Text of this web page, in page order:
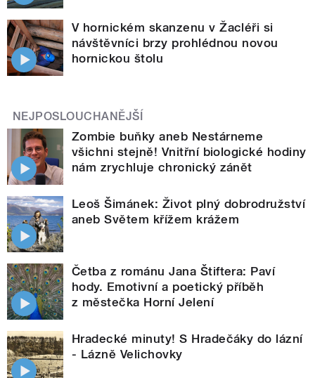
V hornickém skanzenu v Žacléři si
návštěvníci brzy prohlédnou novou
hornickou štolu
NEJPOSLOUCHANĚJŠÍ
Zombie buňky aneb Nestárneme
všichni stejně! Vnitřní biologické hodiny
nám zrychluje chronický zánět
Leoš Šimánek: Život plný dobrodružství
aneb Světem křížem krážem
Četba z románu Jana Štiftera: Paví
hody. Emotivní a poetický příběh
z městečka Horní Jelení
Hradecké minuty! S Hradečáky do lázní
- Lázně Velichovky